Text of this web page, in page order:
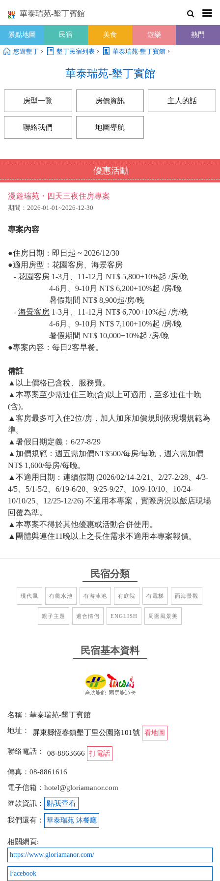
華泰瑞苑-墾丁賓館
景點地圖 民宿 美食 遊樂 熱門
悠遊墾丁 › 墾丁民宿列表 › 華泰瑞苑-墾丁賓館 ›
華泰瑞苑-墾丁賓館
房型一覽 房價資訊 主人的話
聯絡我們 地圖導航
優惠活動
漫遊瑞苑・四天三夜住房專案
期間：2026-01-01~2026-12-30
專案內容
●住房日期：即日起 ~ 2026/12/30
●適用房型：花園客房、海景客房
- 花園客房 1-3月、11-12月 NT$ 5,800+10%起 /房/晚
4-6月、9-10月 NT$ 6,200+10%起 /房/晚
暑假期間 NT$ 8,900起/房/晚
- 海景客房 1-3月、11-12月 NT$ 6,700+10%起 /房/晚
4-6月、9-10月 NT$ 7,100+10%起 /房/晚
暑假期間 NT$ 10,000+10%起 /房/晚
●專案內容：每日2客早餐。
備註
▲以上價格已含稅、服務費。
▲ 本專案至少需連住三晚(含)以上可適用，至多連住十晚
(含)。
▲ 客房最多可入住2位/房，加人加床加價規則依現場規範為
準。
▲ 暑假日期定義：6/27-8/29
▲ 加價規範：週五需加價NT$500/每房/每晚，週六需加價
NT$ 1,600/每房/每晚。
▲ 不適用日期：連續假期 (2026/02/14-2/21、2/27-2/28、4/3-
4/5、5/1-5/2、6/19-6/20、9/25-9/27、10/9-10/10、10/24-
10/10/25、12/25-12/26) 不適用本專案，實際房況以飯店現場
回覆為準。
▲ 本專案不得於其他優惠或活動合併使用。
▲ 團體與連住11晚以上之長住需求不適用本專案報價。
民宿分類
現代風 有戲水池 有游泳池 有庭院 有電梯 面海景觀
親子主題 適合情侶 ENGLISH 周圍風景美
民宿基本資料
名稱：華泰瑞苑-墾丁賓館
地址：
屏東縣恆春鎮墾丁里公園路101號 看地圖
聯絡電話： 08-8863666 打電話
傳真：08-8861616
電子信箱：hotel@gloriamanor.com
匯款資訊：
點我查看
我們還有： 華泰瑞苑 沐餐廳
相關網頁:
https://www.gloriamanor.com/
Facebook